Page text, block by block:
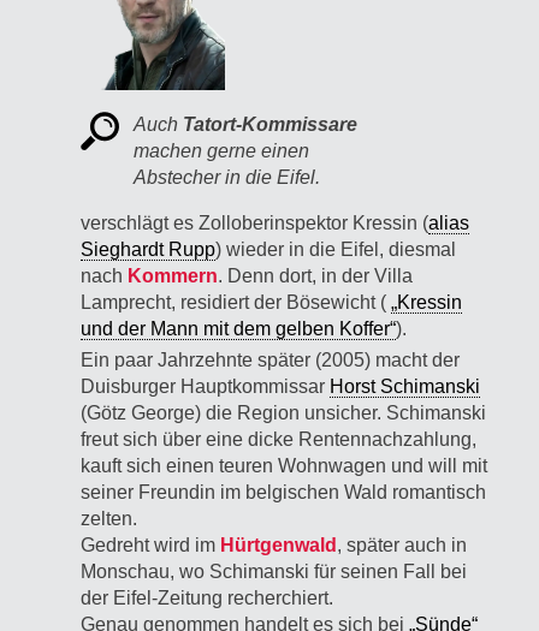
Auch Tatort-Kommissare
machen gerne einen
Abstecher in die Eifel.
verschlägt es Zolloberinspektor Kressin (alias
Sieghardt Rupp) wieder in die Eifel, diesmal
nach Kommern. Denn dort, in der Villa
Lamprecht, residiert der Bösewicht ( „Kressin
und der Mann mit dem gelben Koffer“).
Ein paar Jahrzehnte später (2005) macht der
Duisburger Hauptkommissar Horst Schimanski
(Götz George) die Region unsicher. Schimanski
freut sich über eine dicke Rentennachzahlung,
kauft sich einen teuren Wohnwagen und will mit
seiner Freundin im belgischen Wald romantisch
zelten.
Gedreht wird im Hürtgenwald , später auch in
Monschau, wo Schimanski für seinen Fall bei
der Eifel-Zeitung recherchiert.
Genau genommen handelt es sich bei „Sünde“